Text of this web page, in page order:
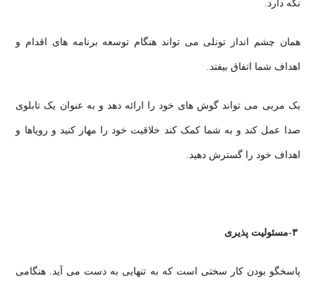
نگه دارد.
همان چشم انداز تونلی می تواند هنگام توسعه برنامه های اقدام و
اهداف شما اتفاق بیفتد.
یک مربی می تواند گوش های خود را ارائه دهد و به عنوان یک تابلوی
صدا عمل کند و به شما کمک کند خلاقیت خود را مهار کنید و رویاها و
اهداف خود را گسترش دهید.
۳- مسئولیت پذیری
پاسخگو بودن کار سختی است که به تنهایی به دست می آید. هنگامی